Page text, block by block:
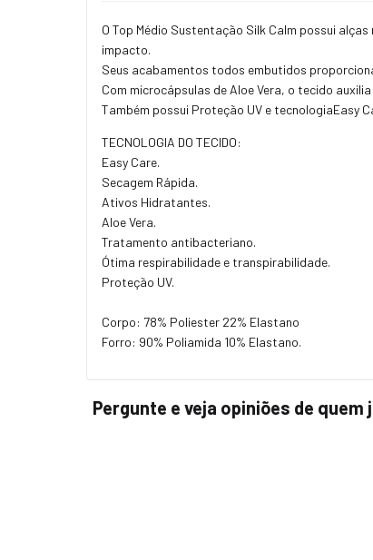
O Top Médio Sustentação Silk Calm possui
impacto.
Seus acabamentos todos embutidos
Com microcápsulas de Aloe Vera, o tecido
Também possui Proteção UV e tecnologiaEasy
TECNOLOGIA DO TECIDO:
Easy Care.
Secagem Rápida.
Ativos Hidratantes.
Aloe Vera.
Tratamento antibacteriano.
Ótima respirabilidade e transpirabilidade.
Proteção UV.
Corpo: 78% Poliester 22% Elastano
Forro: 90% Poliamida 10% Elastano.
Pergunte e veja opiniões de quem